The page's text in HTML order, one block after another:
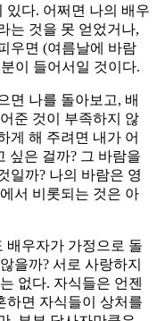
있다. 어쩌면 나의 배우
는 것을 못 얻었거나,
우면 (여름날에 바람
이 들어서일 것이다.
면 나를 돌아보고, 배
준 것이 부족하지 않
게 해 주려면 내가 어
싶은 걸까? 그 바람을
일까? 나의 바람은 영
서 비롯되는 것은 아
배우자가 가정으로 돌
을까? 서로 사랑하지
없다. 자식들은 언젠
하면 자식들이 상처를